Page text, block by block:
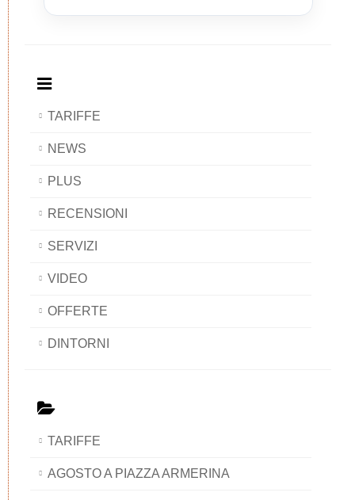
TARIFFE
NEWS
PLUS
RECENSIONI
SERVIZI
VIDEO
OFFERTE
DINTORNI
TARIFFE
AGOSTO A PIAZZA ARMERINA